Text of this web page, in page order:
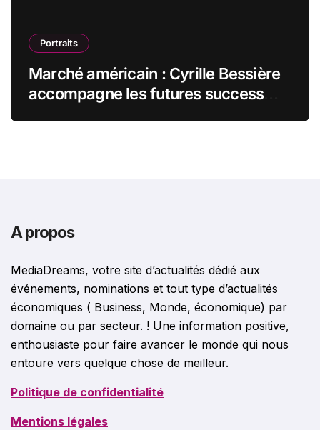
Portraits
Marché américain : Cyrille Bessière
accompagne les futures success
A propos
MediaDreams, votre site d’actualités dédié aux
événements, nominations et tout type d’actualités
économiques ( Business, Monde, économique) par
domaine ou par secteur. ! Une information positive,
enthousiaste pour faire avancer le monde qui nous
entoure vers quelque chose de meilleur.
Politique de confidentialité
Mentions légales